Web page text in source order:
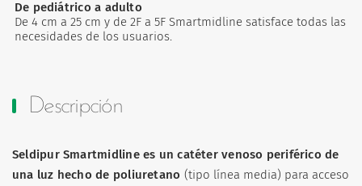
De pediátrico a adulto
De 4 cm a 25 cm y de 2F a 5F Smartmidline satisface todas las
necesidades de los usuarios.
Descripción
Seldipur Smartmidline es un catéter venoso periférico de
una luz hecho de poliuretano (tipo línea media) para acceso